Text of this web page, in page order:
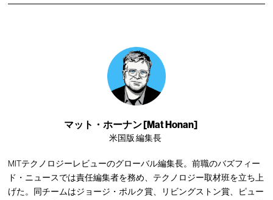
マット・ホーナン [Mat Honan]
米国版 編集長
MITテクノロジーレビューのグローバル編集長。前職のバズフィー
ド・ニュースでは責任編集者を務め、テクノロジー取材班を立ち上
げた。同チームはジョージ・ポルク賞、リビングストン賞、ピュー